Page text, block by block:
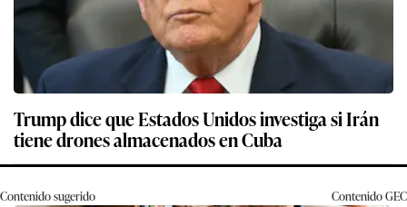
Trump dice que Estados Unidos investiga si Irán
tiene drones almacenados en Cuba
Contenido sugerido ContenidoGEC